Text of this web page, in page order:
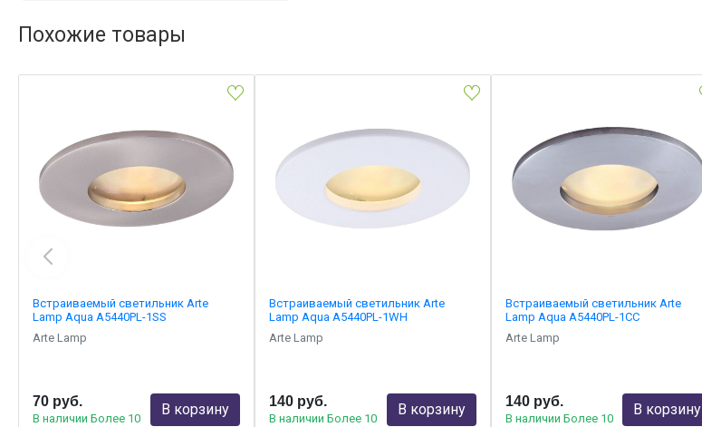
Похожие товары
Встраиваемый светильник Arte
Lamp Aqua A5440PL-1SS
Arte Lamp
70 руб.
В наличии Более 10
В корзину
Встраиваемый светильник Arte
Lamp Aqua A5440PL-1WH
Arte Lamp
140 руб.
В наличии Более 10
В корзину
Встраиваемый светильник Arte
Lamp Aqua A5440PL-1CC
Arte Lamp
140 руб.
В наличии Более 10
В корзину